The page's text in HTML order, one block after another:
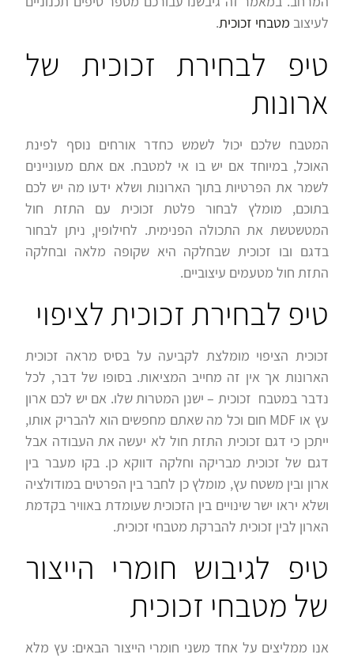
לעיצוב מטבחי זכוכית.
טיפ לבחירת זכוכית של
ארונות
המטבח שלכם יכול לשמש כחדר אורחים נוסף לפינת
האוכל, במיוחד אם יש בו אי למטבח. אם אתם מעוניינים
לשמר את הפרטיות בתוך הארונות ושלא ידעו מה יש לכם
בתוכם, מומלץ לבחור פלטת זכוכית עם התזת חול
המטשטשת את התכולה הפנימית. לחילופין, ניתן לבחור
בדגם ובו זכוכית שבחלקה היא שקופה מלאה ובחלקה
התזת חול מטעמים עיצוביים.
טיפ לבחירת זכוכית לציפוי
זכוכית הציפוי מומלצת לקביעה על בסיס מראה זכוכית
הארונות אך אין זה מחייב המציאות. בסופו של דבר, לכל
נדבר במטבח זכוכית – ישנן המטרות שלו. אם יש לכם ארון
עץ או MDF חום וכל מה שאתם מחפשים הוא להבריק אותו,
ייתכן כי דגם זכוכית התזת חול לא יעשה את העבודה אבל
דגם של זכוכית מבריקה וחלקה דווקא כן. בקו מעבר בין
ארון ובין משטח עץ, מומלץ כן לחבר בין הפרטים במודולציה
ושלא יראו ישר שינויים בין הזכוכית שעומדת באוויר בקדמת
הארון לבין זכוכית להברקת מטבחי זכוכית.
טיפ לגיבוש חומרי הייצור
של מטבחי זכוכית
אנו ממליצים על אחד משני חומרי הייצור הבאים: עץ מלא